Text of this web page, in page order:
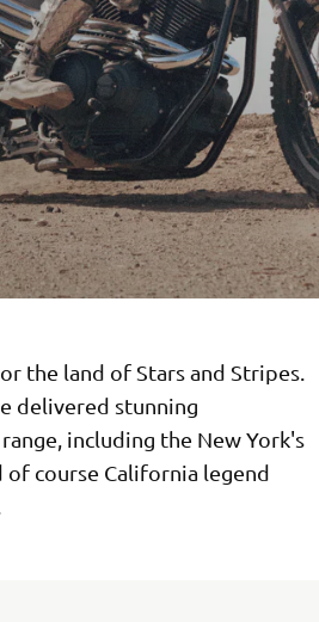
the land of Stars and Stripes.
delivered stunning
including the New York's
of course California legend